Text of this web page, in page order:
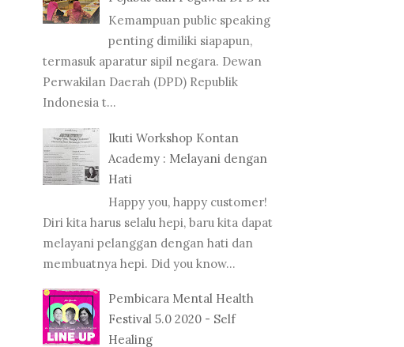
Kemampuan public speaking
penting dimiliki siapapun,
termasuk aparatur sipil negara. Dewan
Perwakilan Daerah (DPD) Republik
Indonesia t...
Ikuti Workshop Kontan
Academy : Melayani dengan
Hati
Happy you, happy customer!
Diri kita harus selalu hepi, baru kita dapat
melayani pelanggan dengan hati dan
membuatnya hepi. Did you know...
Pembicara Mental Health
Festival 5.0 2020 - Self
Healing